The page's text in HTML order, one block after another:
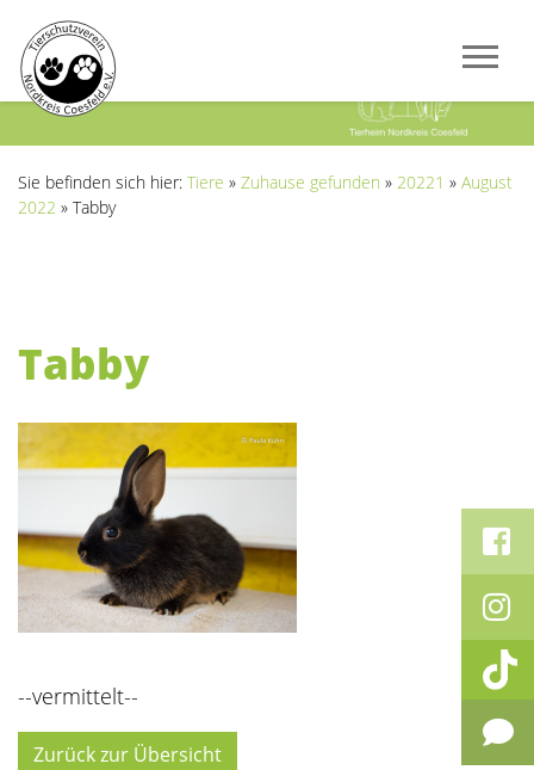
Sie befinden sich hier: Tiere » Zuhause gefunden » 20221 » August
2022 » Tabby
Tabby
--vermittelt--
Zurück zur Übersicht